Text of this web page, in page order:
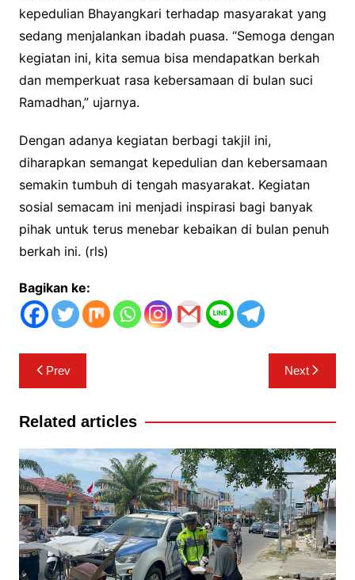
kepedulian Bhayangkari terhadap masyarakat yang
sedang menjalankan ibadah puasa. “Semoga dengan
kegiatan ini, kita semua bisa mendapatkan berkah
dan memperkuat rasa kebersamaan di bulan suci
Ramadhan,” ujarnya.
Dengan adanya kegiatan berbagi takjil ini,
diharapkan semangat kepedulian dan kebersamaan
semakin tumbuh di tengah masyarakat. Kegiatan
sosial semacam ini menjadi inspirasi bagi banyak
pihak untuk terus menebar kebaikan di bulan penuh
berkah ini. (rls)
Bagikan ke:
Navigasi
pos
Prev Next
Related articles